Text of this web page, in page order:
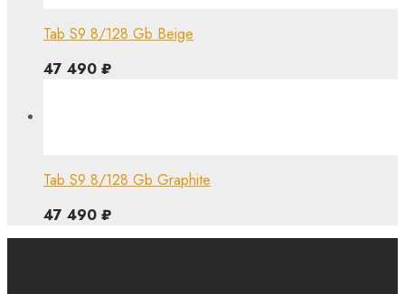
Tab S9 8/128 Gb Beige
47 490 ₽
Tab S9 8/128 Gb Graphite
47 490 ₽